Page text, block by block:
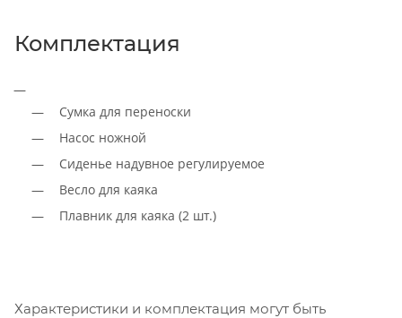
Комплектация
Сумка для переноски
Насос ножной
Сиденье надувное регулируемое
Весло для каяка
Плавник для каяка (2 шт.)
Характеристики и комплектация могут быть